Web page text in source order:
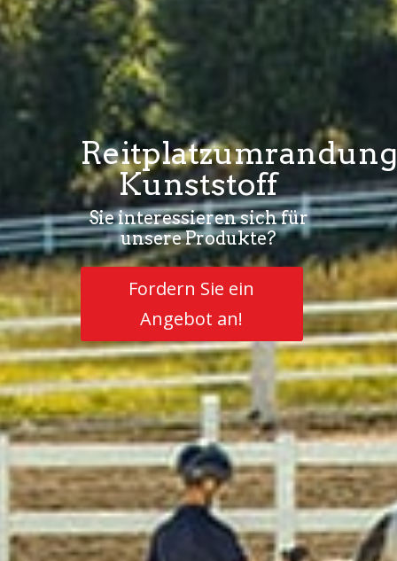
Reitplatzumrandung
Kunststoff
Sie interessieren sich für
unsere Produkte?
Fordern Sie ein
Angebot an!